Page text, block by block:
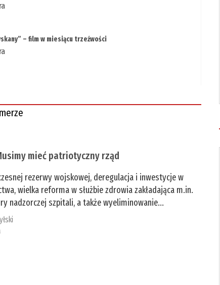
– film w miesiącu trzeźwości
mieć patriotyczny rząd
rezerwy wojskowej, deregulacja i inwestycje w
wielka reforma w służbie zdrowia zakładająca m.in.
nadzorczej szpitali, a także wyeliminowanie...